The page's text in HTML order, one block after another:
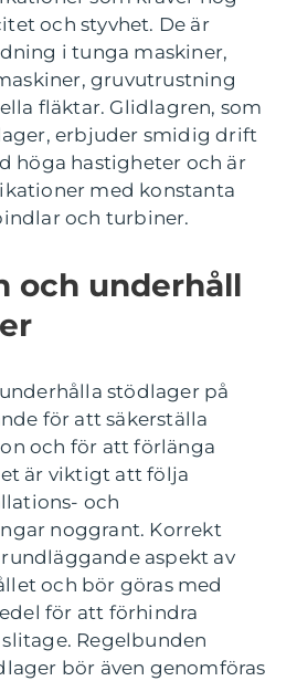
och styvhet. De är
i tunga maskiner,
gruvutrustning
fläktar. Glidlagren, som
erbjuder smidig drift
höga hastigheter och är
med konstanta
och turbiner.
och underhåll
stödlager på
för att säkerställa
och för att förlänga
är viktigt att följa
och
noggrant. Korrekt
aspekt av
och bör göras med
för att förhindra
Regelbunden
bör även genomföras